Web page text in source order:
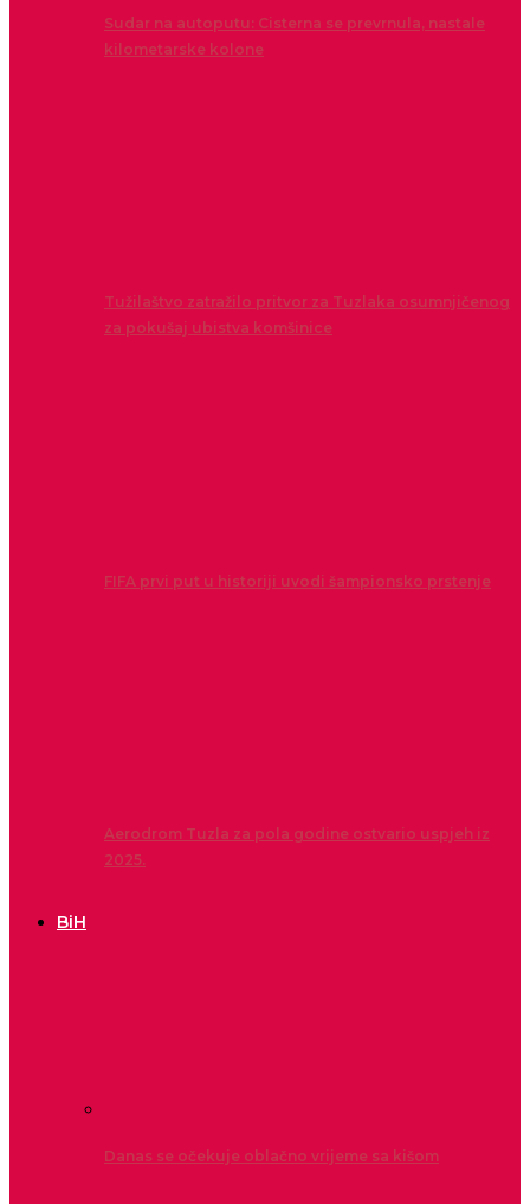
Sudar na autoputu: Cisterna se prevrnula, nastale
kilometarske kolone
Tužilaštvo zatražilo pritvor za Tuzlaka osumnjičenog
za pokušaj ubistva komšinice
FIFA prvi put u historiji uvodi šampionsko prstenje
Aerodrom Tuzla za pola godine ostvario uspjeh iz
2025.
BiH
Danas se očekuje oblačno vrijeme sa kišom